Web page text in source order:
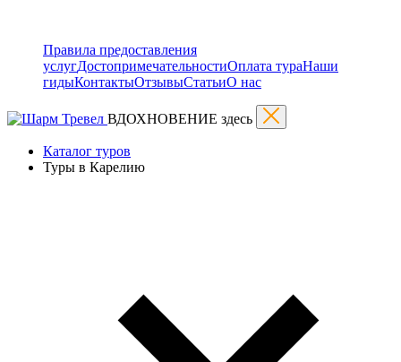
Правила предоставления
услугДостопримечательностиОплата тураНаши
гидыКонтактыОтзывыСтатьиО нас
ВДОХНОВЕНИЕ здесь
Каталог туров
Туры в Карелию